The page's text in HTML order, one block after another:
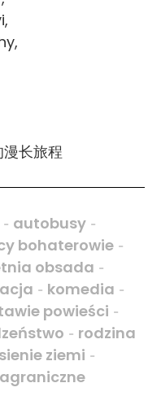
长旅程
- autobusy -
bohaterowie -
obsada -
- komedia -
powieści -
- rodzina
ziemi -